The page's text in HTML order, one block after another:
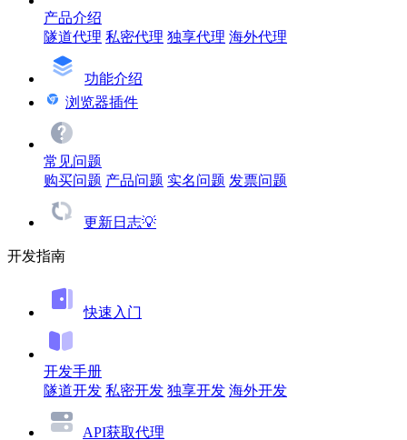
产品介绍
隧道代理 私密代理 独享代理 海外代理
功能介绍
浏览器插件
常见问题
购买问题 产品问题 实名问题 发票问题
更新日志💡
开发指南
快速入门
开发手册
隧道开发 私密开发 独享开发 海外开发
API获取代理